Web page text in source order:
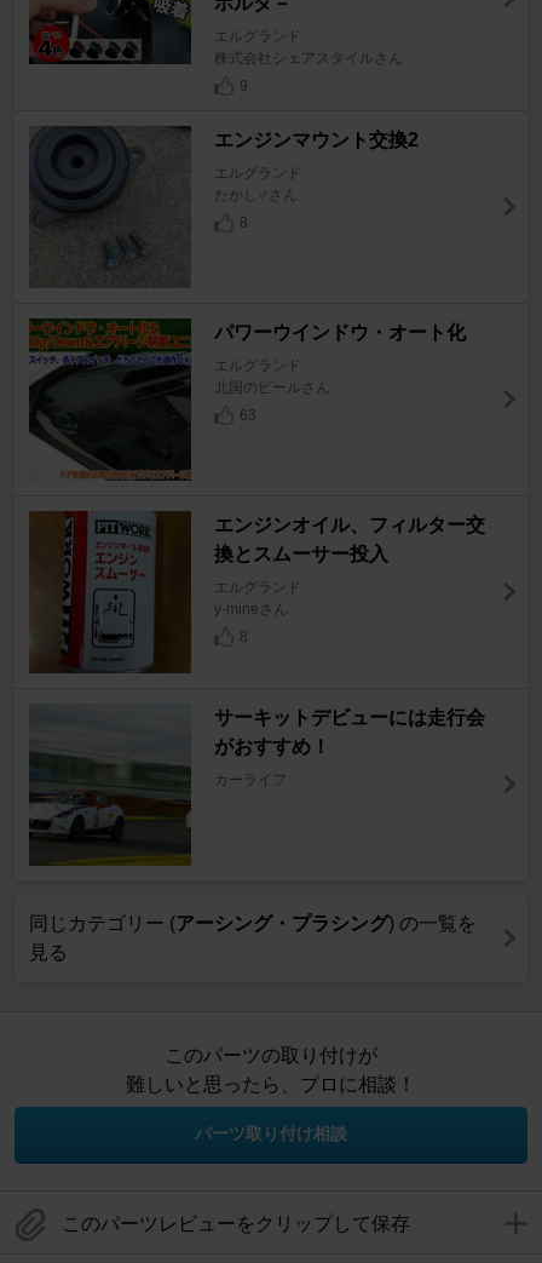
エルグランド
株式会社シェアスタイルさん
9
エンジンマウント交換2
エルグランド
たかし♂さん
8
パワーウインドウ・オート化
エルグランド
北国のビールさん
63
エンジンオイル、フィルター交
換とスムーサー投入
エルグランド
y-mineさん
8
サーキットデビューには走行会
がおすすめ！
カーライフ
同じカテゴリー (アーシング・プラシング) の一覧を
見る
このパーツの取り付けが
難しいと思ったら、プロに相談！
パーツ取り付け相談
このパーツレビューをクリップして保存